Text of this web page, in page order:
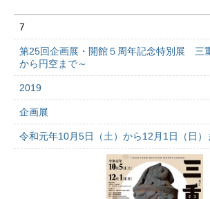
7
第25回企画展・開館５周年記念特別展 三
から円空まで～
2019
企画展
令和元年10月5日（土）から12月1日（日）